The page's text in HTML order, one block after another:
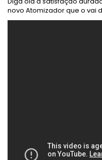
novo Atomizador que o vai